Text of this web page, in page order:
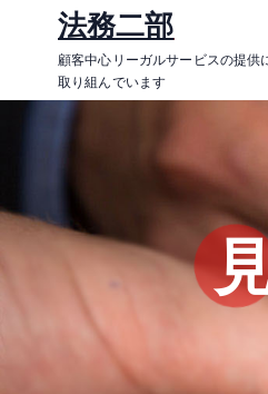
ン
キ
法務二部
顧客中心リーガルサービスの提供
取り組んでいます